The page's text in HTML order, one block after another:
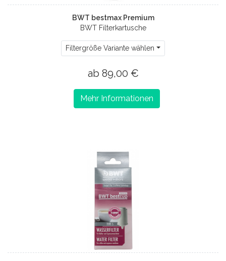
BWT bestmax Premium
BWT Filterkartusche
Filtergröße Variante wählen
ab 89,00 €
Mehr Informationen